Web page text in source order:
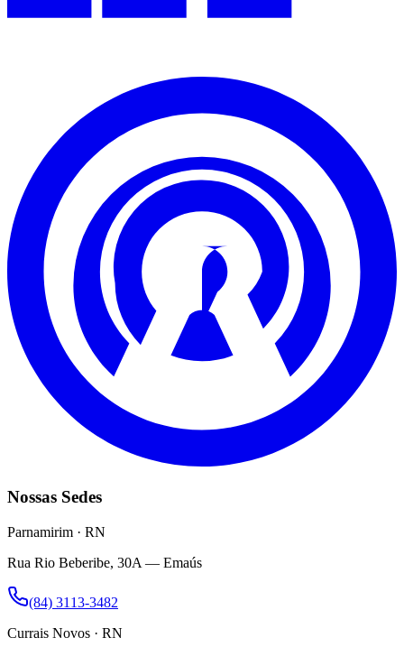
Nossas Sedes
Parnamirim · RN
Rua Rio Beberibe, 30A — Emaús
(84) 3113-3482
Currais Novos · RN